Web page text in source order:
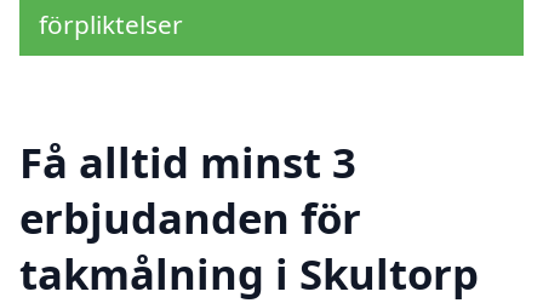
förpliktelser
Få alltid minst 3
erbjudanden för
takmålning i Skultorp